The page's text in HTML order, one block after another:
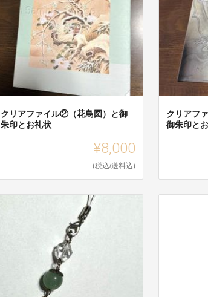
クリアファイル②（花鳥図）と御
朱印とお礼状
¥8,000
(税込/送料込)
クリアフ
御朱印と